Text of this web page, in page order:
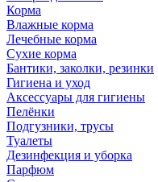
Корма
Влажные корма
Лечебные корма
Сухие корма
Бантики, заколки, резинки
Гигиена и уход
Аксессуары для гигиены
Пелёнки
Подгузники, трусы
Туалеты
Дезинфекция и уборка
Парфюм